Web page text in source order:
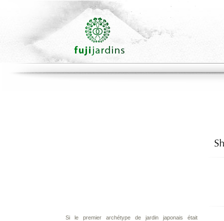
Si le premier archétype de jardin japonais était